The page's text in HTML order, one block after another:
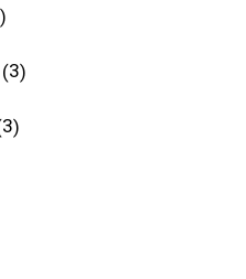
3
3